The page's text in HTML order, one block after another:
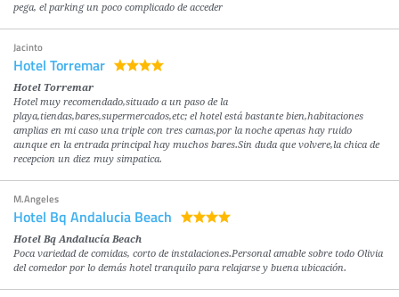
pega, el parking un poco complicado de acceder
Jacinto
Hotel Torremar
Hotel Torremar
Hotel muy recomendado,situado a un paso de la
playa,tiendas,bares,supermercados,etc; el hotel está bastante bien,habitaciones
amplias en mi caso una triple con tres camas,por la noche apenas hay ruido
aunque en la entrada principal hay muchos bares.Sin duda que volvere,la chica de
recepcion un diez muy simpatica.
M.Angeles
Hotel Bq Andalucia Beach
Hotel Bq Andalucía Beach
Poca variedad de comidas, corto de instalaciones.Personal amable sobre todo Olivia
del comedor por lo demás hotel tranquilo para relajarse y buena ubicación.